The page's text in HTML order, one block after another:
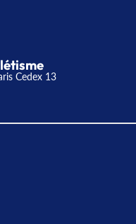
Cedex 13